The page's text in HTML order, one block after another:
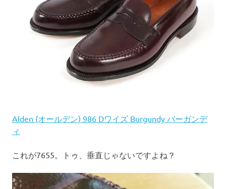
Alden (オールデン) 986 Dワイズ Burgundy バーガンデ
ィ
これが7655。トゥ、垂直じゃないですよね？